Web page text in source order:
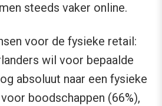
steeds vaker online.
voor de fysieke retail:
wil voor bepaalde
absoluut naar een fysieke
boodschappen (66%),